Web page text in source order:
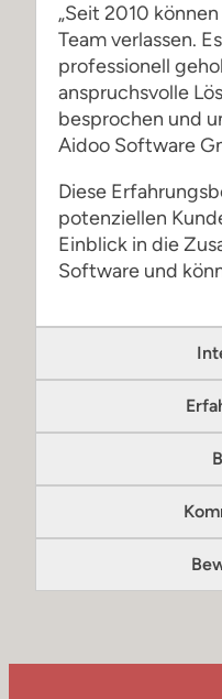
„Seit 2010
Team verlassen.
professionell
anspruchsvolle
besprochen und
Aidoo Software
Diese
potenziellen
Einblick in die
Software und